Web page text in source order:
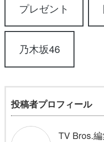
プレゼント
乃木坂46
投稿者プロフィール
TV Bros.